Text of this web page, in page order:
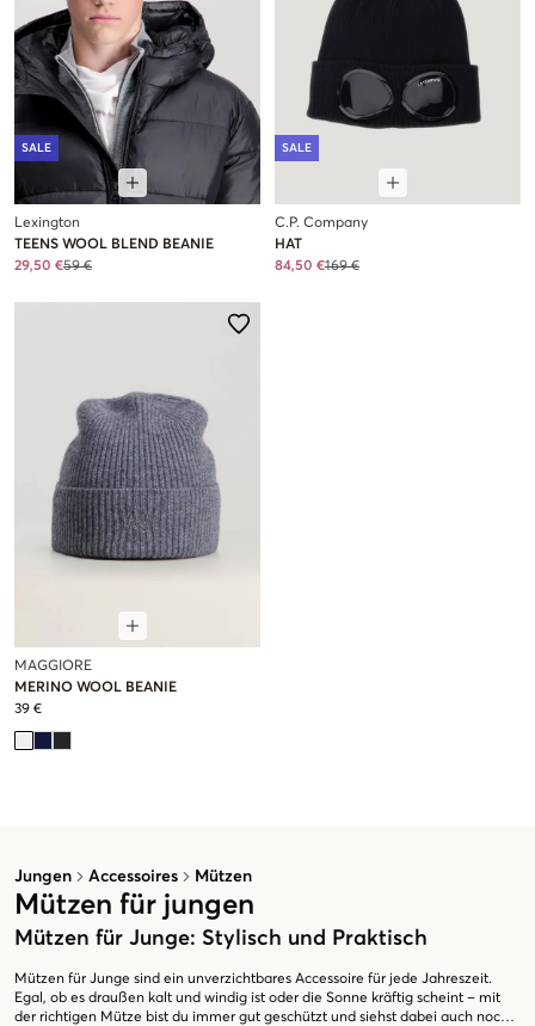
Jungen Accessoires Mützen
Mützen für jungen
Mützen für Junge: Stylisch und Praktisch
Mützen für Junge sind ein unverzichtbares Accessoire für jede Jahreszeit.
Egal, ob es draußen kalt und windig ist oder die Sonne kräftig scheint – mit
der richtigen Mütze bist du immer gut geschützt und siehst dabei auch noch
SALE
Lexington
TEENS WOOL BLEND BEANIE
29,50 €59 €
SALE
C.P. Company
HAT
84,50 €169 €
MAGGIORE
MERINO WOOL BEANIE
39 €